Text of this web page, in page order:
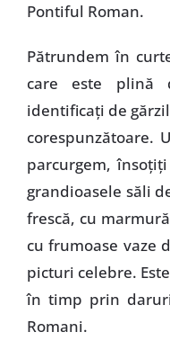
Pontiful Roman.
Pătrundem în
care este plină
identificaţi de
corespunzătoare.
parcurgem,
grandioasele săli
frescă, cu
cu frumoase vaze
picturi celebre.
în timp prin
Romani.